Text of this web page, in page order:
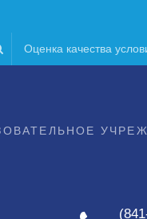
Оценка качества